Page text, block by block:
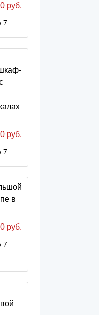
руб.
7
руб.
7
руб.
7